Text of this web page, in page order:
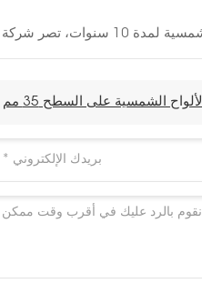
الشمسية على السطح 35 مم